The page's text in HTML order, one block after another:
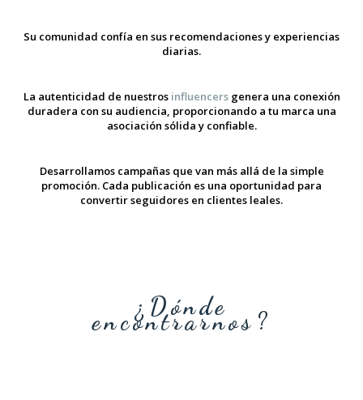
Su comunidad confía en sus recomendaciones y experiencias
diarias.
La autenticidad de nuestros influencersgenera una conexión
duradera con su audiencia, proporcionando a tu marca una
asociación sólida y confiable.
Desarrollamos campañas que van más allá de la simple
promoción. Cada publicación es una oportunidad para
convertir seguidores en clientes leales.
¿Dónde
encontrarnos?